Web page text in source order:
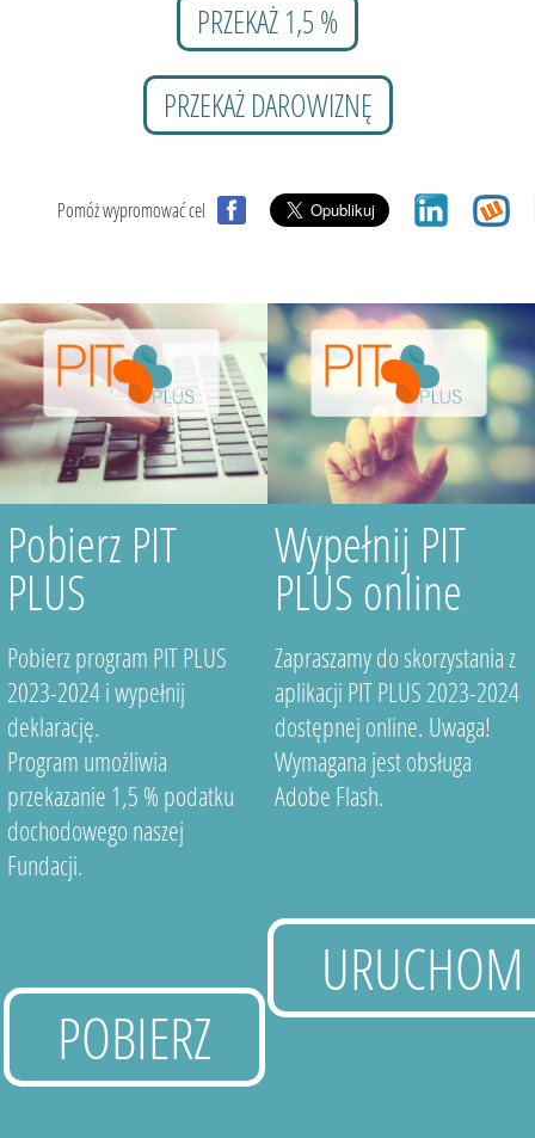
PRZEKAŻ 1,5 %
PRZEKAŻ DAROWIZNĘ
Pomóż wypromować cel
Pobierz PIT
PLUS
Pobierz program PIT PLUS
2023-2024 i wypełnij
deklarację.
Program umożliwia
przekazanie 1,5 % podatku
dochodowego naszej
Fundacji.
POBIERZ
Wypełnij PIT
PLUS online
Zapraszamy do skorzystania z
aplikacji PIT PLUS 2023-2024
dostępnej online. Uwaga!
Wymagana jest obsługa
Adobe Flash.
URUCHOM